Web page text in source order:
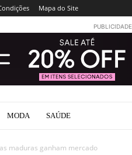
Mapa do Site
PUBLICIDADE
MODA SAÚDE
maduras ganham mercado